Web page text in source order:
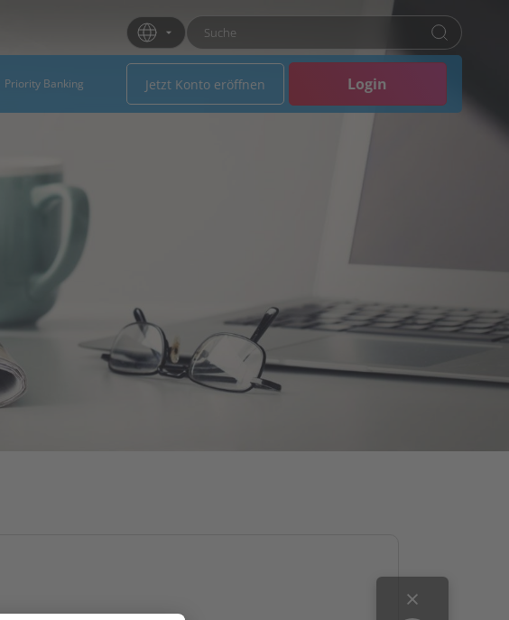
Suchbegriff eingeben
Drücken Sie die Eingabetaste oder klicken Sie
Priority Banking Jetzt Konto eröffnen Login